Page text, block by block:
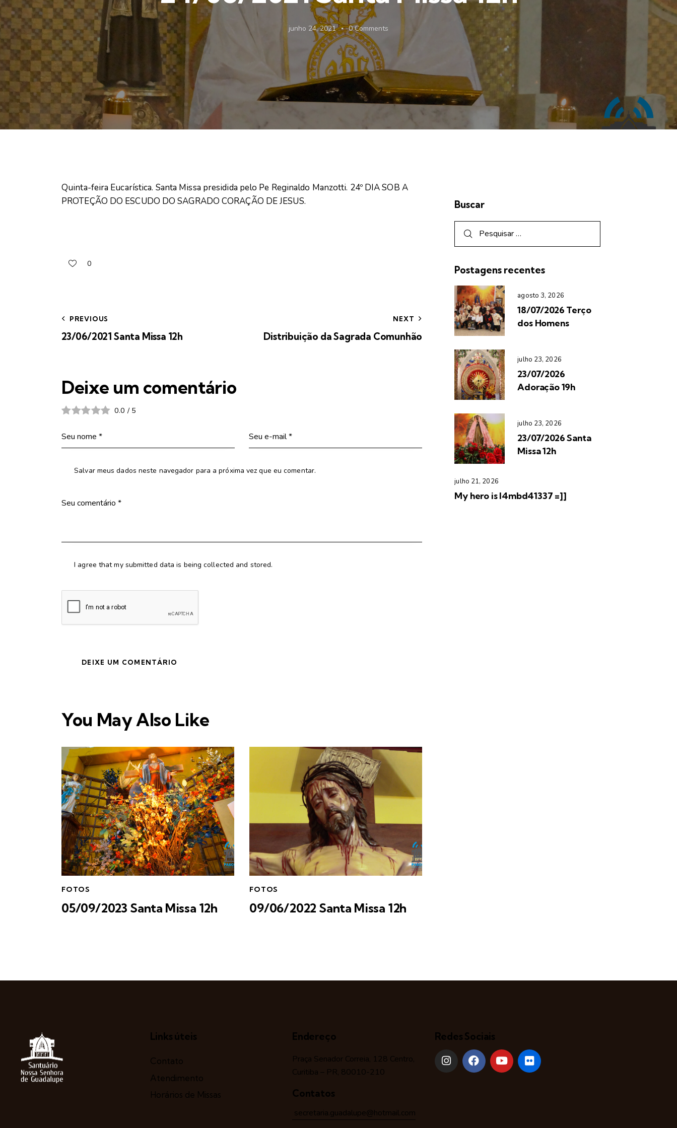
junho 24, 2021 0 Comments
Quinta-feira Eucarística. Santa Missa presidida pelo Pe Reginaldo Manzotti. 24º DIA SOB A
PROTEÇÃO DO ESCUDO DO SAGRADO CORAÇÃO DE JESUS.
0
PREVIOUS
23/06/2021 Santa Missa 12h
NEXT
Distribuição da Sagrada Comunhão
Deixe um comentário
0.0 / 5
Salvar meus dados neste navegador para a próxima vez que eu comentar.
I agree that my submitted data is being collected and stored.
You May Also Like
FOTOS
05/09/2023 Santa Missa 12h
FOTOS
09/06/2022 Santa Missa 12h
Buscar
Postagens recentes
agosto 3, 2026
18/07/2026 Terço
dos Homens
julho 23, 2026
23/07/2026
Adoração 19h
julho 23, 2026
23/07/2026 Santa
Missa 12h
julho 21, 2026
My hero is l4mbd41337 =]]
Links úteis
Contato
Atendimento
Horários de Missas
Endereço
Praça Senador Correia, 128 Centro,
Curitiba – PR, 80010-210
Contatos
secretaria.guadalupe@hotmail.com
Redes Sociais